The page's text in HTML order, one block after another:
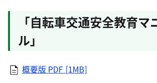
「自転車交通安全教育マ
ル」
概要版 PDF [1MB]